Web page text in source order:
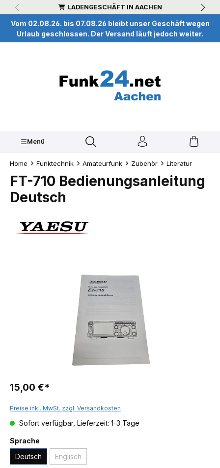
springen LADENGESCHÄFT IN AACHEN
Vom 02.08.26. bis 07.08.26 bleibt unser Geschäft wegen
Urlaub geschlossen. Der Versand läuft jedoch weiter.
Menü
Home Funktechnik Amateurfunk Zubehör Literatur
FT-710 Bedienungsanleitung
Deutsch
15,00 €*
Preise inkl. MwSt. zzgl. Versandkosten
Sofort verfügbar, Lieferzeit: 1-3 Tage
Sprache
Deutsch
Englisch